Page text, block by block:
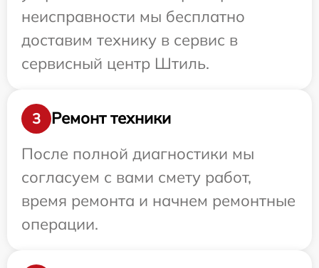
неисправности мы бесплатно
доставим технику в сервис в
сервисный центр Штиль.
3
Ремонт техники
После полной диагностики мы
согласуем с вами смету работ,
время ремонта и начнем ремонтные
операции.